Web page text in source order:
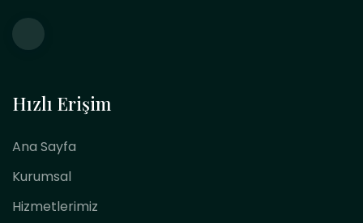
Hızlı Erişim
Ana Sayfa
Kurumsal
Hizmetlerimiz